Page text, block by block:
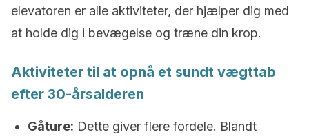
elevatoren er alle aktiviteter, der hjælper dig med
at holde dig i bevægelse og træne din krop.
Aktiviteter til at opnå et sundt vægttab
efter 30-årsalderen
Gåture: Dette giver flere fordele. Blandt